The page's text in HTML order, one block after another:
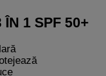
1 SPF 50+